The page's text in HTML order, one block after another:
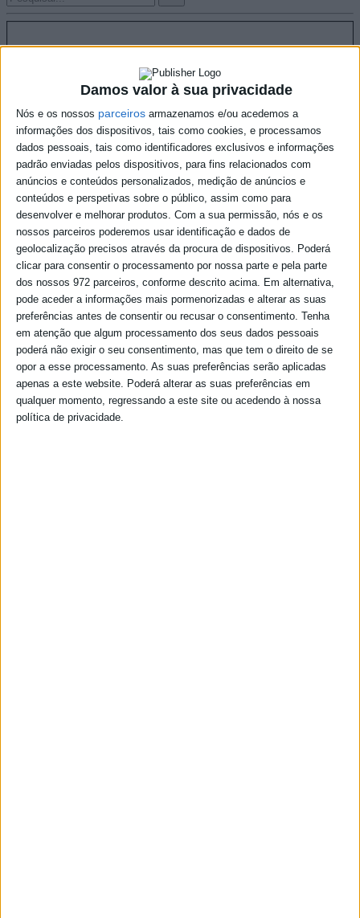
Damos valor à sua privacidade
Nós e os nossos parceiros armazenamos e/ou acedemos a
informações dos dispositivos, tais como cookies, e processamos
dados pessoais, tais como identificadores exclusivos e informações
padrão enviadas pelos dispositivos, para fins relacionados com
anúncios e conteúdos personalizados, medição de anúncios e
conteúdos e perspetivas sobre o público, assim como para
desenvolver e melhorar produtos. Com a sua permissão, nós e os
nossos parceiros poderemos usar identificação e dados de
geolocalização precisos através da procura de dispositivos. Poderá
clicar para consentir o processamento por nossa parte e pela parte
dos nossos 972 parceiros, conforme descrito acima. Em alternativa,
pode aceder a informações mais pormenorizadas e alterar as suas
preferências antes de consentir ou recusar o consentimento. Tenha
em atenção que algum processamento dos seus dados pessoais
poderá não exigir o seu consentimento, mas que tem o direito de se
opor a esse processamento. As suas preferências serão aplicadas
apenas a este website. Poderá alterar as suas preferências em
qualquer momento, regressando a este site ou acedendo à nossa
política de privacidade.